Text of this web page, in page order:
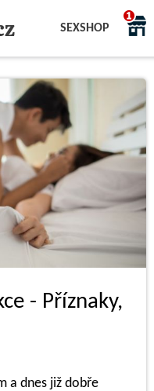
SEXSHOP
- Příznaky,
a dnes již dobře